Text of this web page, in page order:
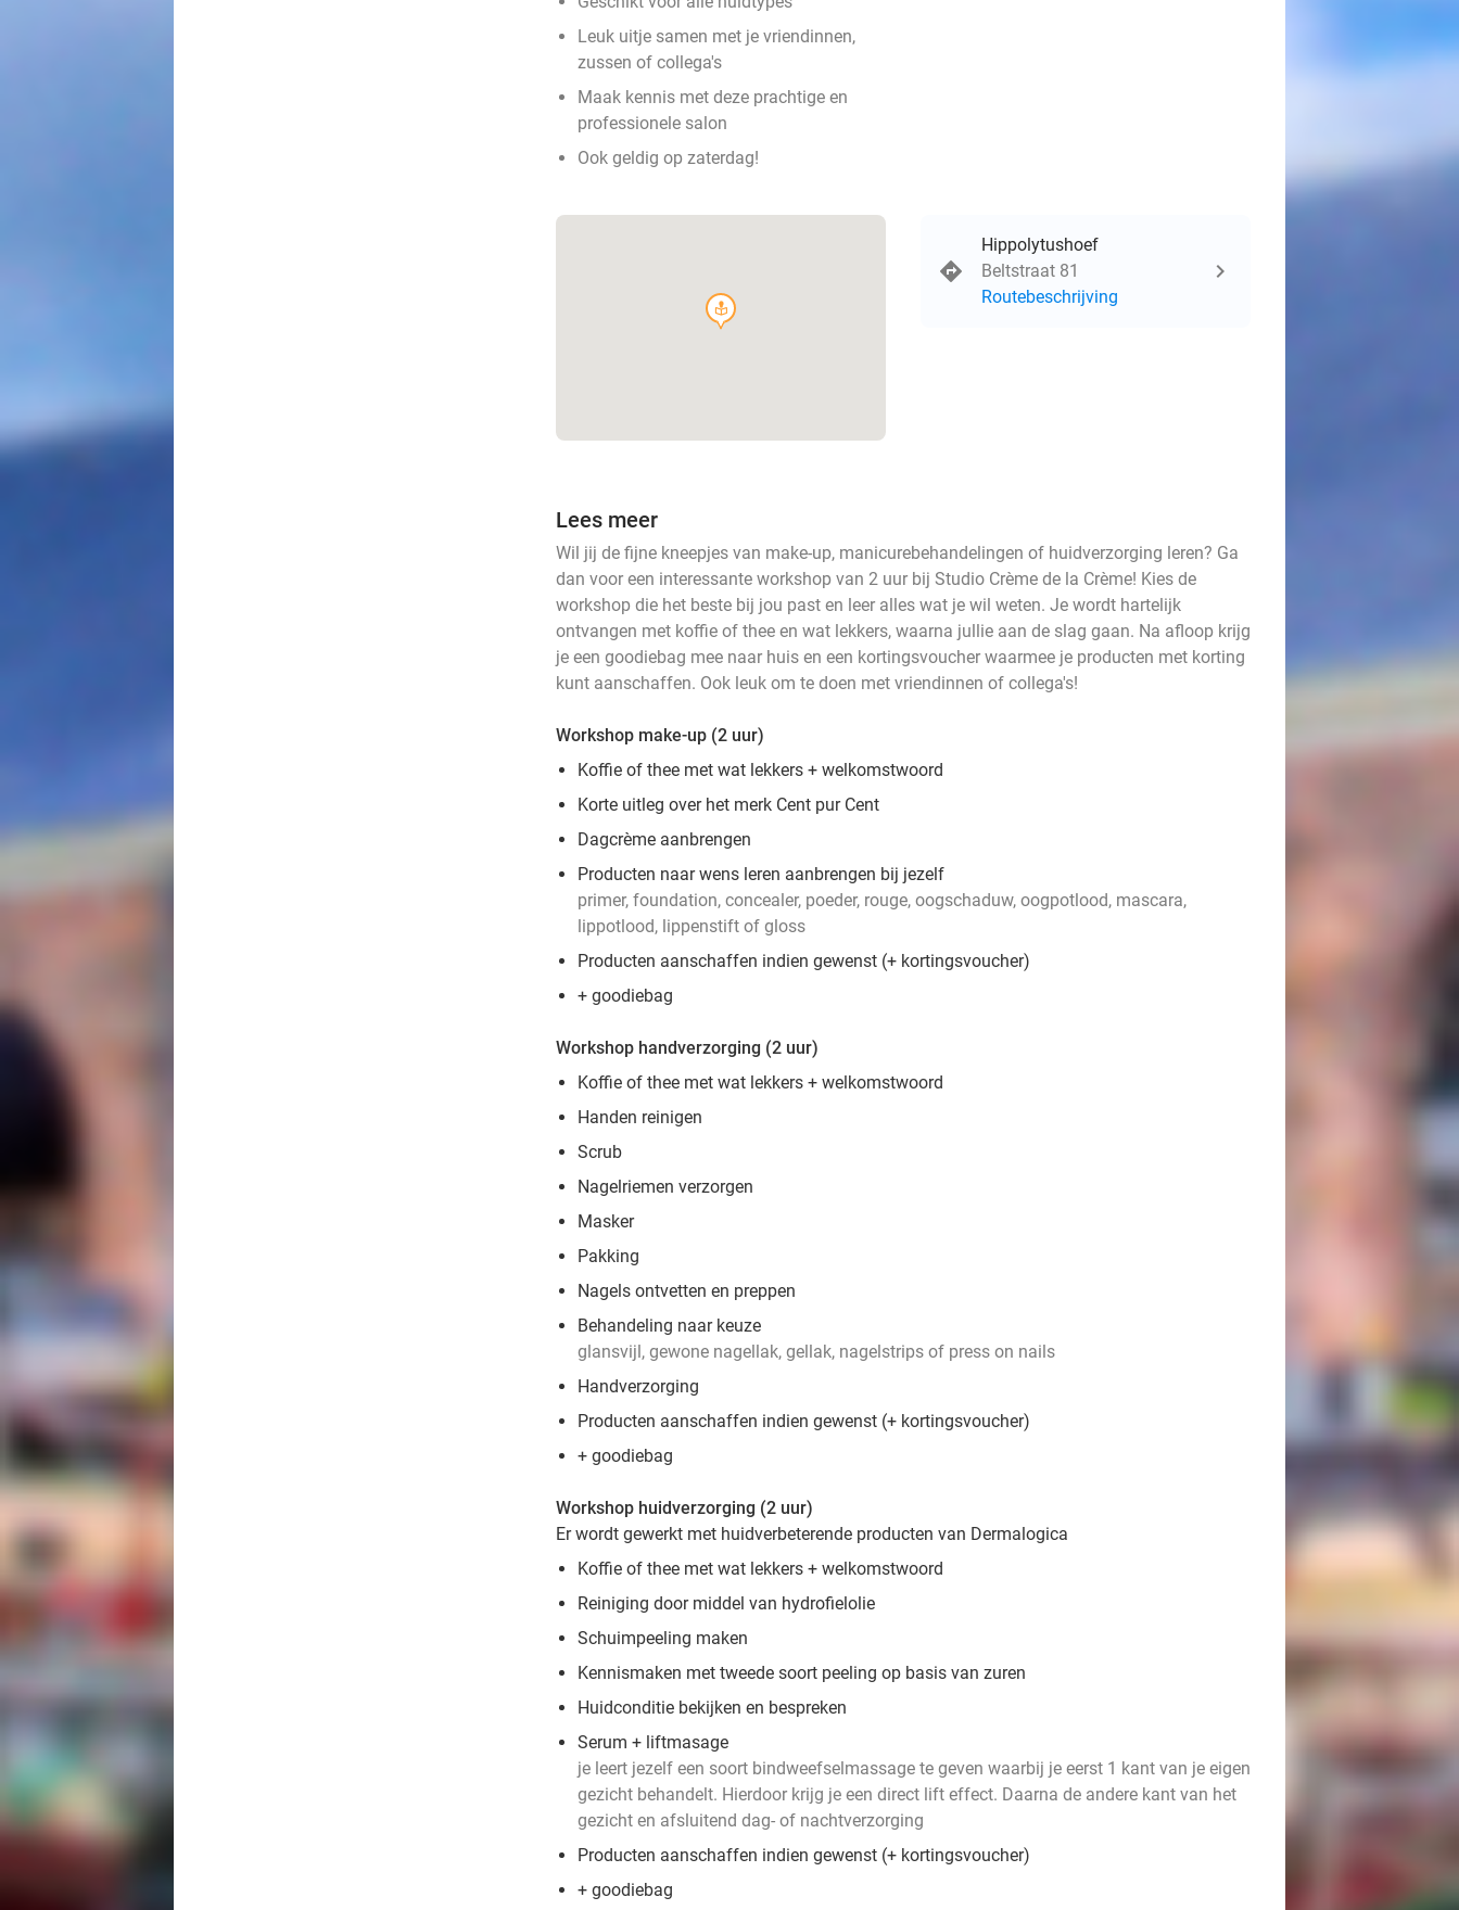
Leuk uitje samen met je vriendinnen,
zussen of collega's
Maak kennis met deze prachtige en
professionele salon
Ook geldig op zaterdag!
course
Hippolytushoef
Beltstraat 81
Routebeschrijving
Lees meer
Wil jij de fijne kneepjes van make-up, manicurebehandelingen of huidverzorging leren? Ga
dan voor een interessante workshop van 2 uur bij Studio Crème de la Crème! Kies de
workshop die het beste bij jou past en leer alles wat je wil weten. Je wordt hartelijk
ontvangen met koffie of thee en wat lekkers, waarna jullie aan de slag gaan. Na afloop krijg
je een goodiebag mee naar huis en een kortingsvoucher waarmee je producten met korting
kunt aanschaffen. Ook leuk om te doen met vriendinnen of collega's!
Workshop make-up (2 uur)
Koffie of thee met wat lekkers + welkomstwoord
Korte uitleg over het merk Cent pur Cent
Dagcrème aanbrengen
Producten naar wens leren aanbrengen bij jezelf
primer, foundation, concealer, poeder, rouge, oogschaduw, oogpotlood, mascara,
lippotlood, lippenstift of gloss
Producten aanschaffen indien gewenst (+ kortingsvoucher)
+ goodiebag
Workshop handverzorging (2 uur)
Koffie of thee met wat lekkers + welkomstwoord
Handen reinigen
Scrub
Nagelriemen verzorgen
Masker
Pakking
Nagels ontvetten en preppen
Behandeling naar keuze
glansvijl, gewone nagellak, gellak, nagelstrips of press on nails
Handverzorging
Producten aanschaffen indien gewenst (+ kortingsvoucher)
+ goodiebag
Workshop huidverzorging (2 uur)
Er wordt gewerkt met huidverbeterende producten van Dermalogica
Koffie of thee met wat lekkers + welkomstwoord
Reiniging door middel van hydrofielolie
Schuimpeeling maken
Kennismaken met tweede soort peeling op basis van zuren
Huidconditie bekijken en bespreken
Serum + liftmasage
je leert jezelf een soort bindweefselmassage te geven waarbij je eerst 1 kant van je eigen
gezicht behandelt. Hierdoor krijg je een direct lift effect. Daarna de andere kant van het
gezicht en afsluitend dag- of nachtverzorging
Producten aanschaffen indien gewenst (+ kortingsvoucher)
+ goodiebag